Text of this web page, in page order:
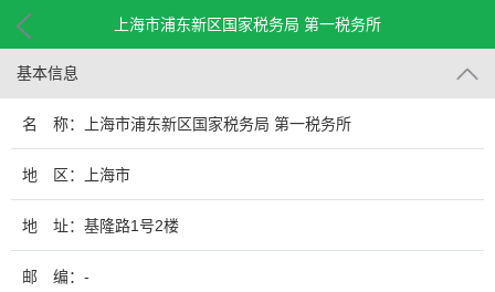
上海市浦东新区国家税务局 第一税务所
基本信息
名 称：上海市浦东新区国家税务局 第一税务所
地 区：上海市
地 址：基隆路1号2楼
邮 编：-